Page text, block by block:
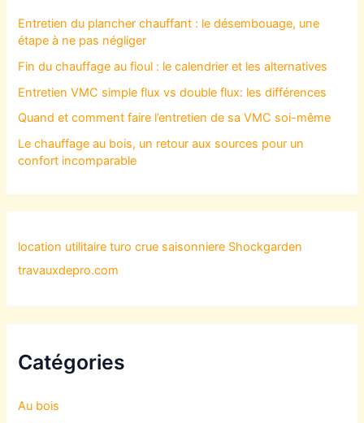
Entretien du plancher chauffant : le désembouage, une
étape à ne pas négliger
Fin du chauffage au fioul : le calendrier et les alternatives
Entretien VMC simple flux vs double flux: les différences
Quand et comment faire l’entretien de sa VMC soi-même
Le chauffage au bois, un retour aux sources pour un
confort incomparable
location utilitaire turo crue saisonniere Shockgarden
travauxdepro.com
Catégories
Au bois